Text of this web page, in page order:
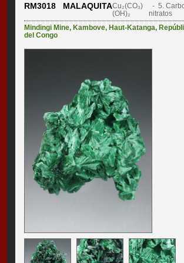
RM3018 MALAQUITACu₂(CO₃)
(OH)₂
- 5.
nitratos
Mindingi Mine, Kambove, Haut-Katanga,
del Congo